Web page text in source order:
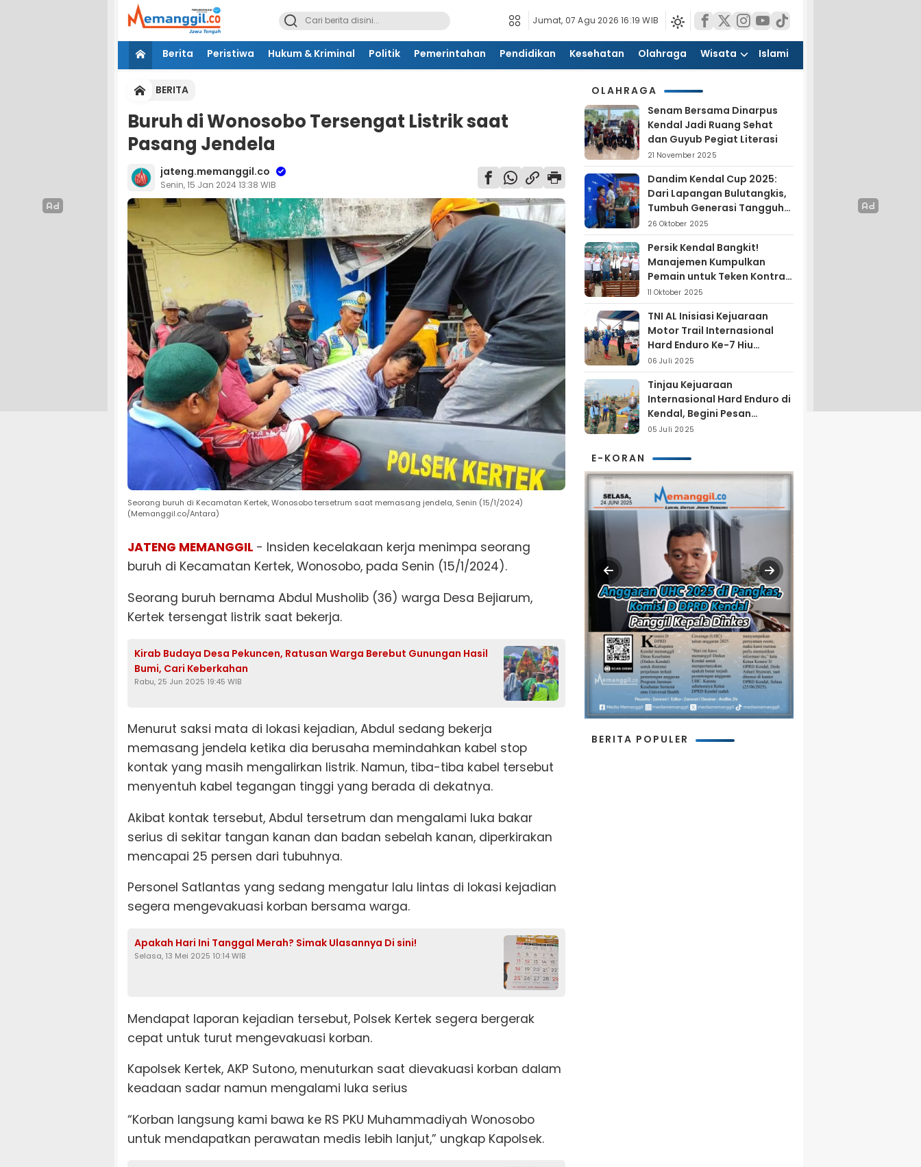
Jumat, 07 Agu 2026 16:19 WIB
Berita Peristiwa Hukum & Kriminal Politik Pemerintahan Pendidikan Kesehatan Olahraga Wisata Islami
BERITA
Buruh di Wonosobo Tersengat Listrik saat
Pasang Jendela
jateng.memanggil.co
Senin, 15 Jan 2024 13:38 WIB
Seorang buruh di Kecamatan Kertek, Wonosobo tersetrum saat memasang jendela, Senin (15/1/2024)
(Memanggil.co/Antara)
JATENG MEMANGGIL - Insiden kecelakaan kerja menimpa seorang
buruh di Kecamatan Kertek, Wonosobo, pada Senin (15/1/2024).
Seorang buruh bernama Abdul Musholib (36) warga Desa Bejiarum,
Kertek tersengat listrik saat bekerja.
Kirab Budaya Desa Pekuncen, Ratusan Warga Berebut Gunungan Hasil
Bumi, Cari Keberkahan
Rabu, 25 Jun 2025 19:45 WIB
Menurut saksi mata di lokasi kejadian, Abdul sedang bekerja
memasang jendela ketika dia berusaha memindahkan kabel stop
kontak yang masih mengalirkan listrik. Namun, tiba-tiba kabel tersebut
menyentuh kabel tegangan tinggi yang berada di dekatnya.
Akibat kontak tersebut, Abdul tersetrum dan mengalami luka bakar
serius di sekitar tangan kanan dan badan sebelah kanan, diperkirakan
mencapai 25 persen dari tubuhnya.
Personel Satlantas yang sedang mengatur lalu lintas di lokasi kejadian
segera mengevakuasi korban bersama warga.
Apakah Hari Ini Tanggal Merah? Simak Ulasannya Di sini!
Selasa, 13 Mei 2025 10:14 WIB
Mendapat laporan kejadian tersebut, Polsek Kertek segera bergerak
cepat untuk turut mengevakuasi korban.
Kapolsek Kertek, AKP Sutono, menuturkan saat dievakuasi korban dalam
keadaan sadar namun mengalami luka serius
“Korban langsung kami bawa ke RS PKU Muhammadiyah Wonosobo
untuk mendapatkan perawatan medis lebih lanjut,” ungkap Kapolsek.
OLAHRAGA
Senam Bersama Dinarpus
Kendal Jadi Ruang Sehat
dan Guyub Pegiat Literasi
21 November 2025
Dandim Kendal Cup 2025:
Dari Lapangan Bulutangkis,
Tumbuh Generasi Tangguh
dan Nasionalis
26 Oktober 2025
Persik Kendal Bangkit!
Manajemen Kumpulkan
Pemain untuk Teken Kontrak
Jelang Liga 4
11 Oktober 2025
TNI AL Inisiasi Kejuaraan
Motor Trail Internasional
Hard Enduro Ke-7 Hiu
Selatan
06 Juli 2025
Tinjau Kejuaraan
Internasional Hard Enduro di
Kendal, Begini Pesan
Laksamana Pertama TNI AL
05 Juli 2025
E-KORAN
BERITA POPULER